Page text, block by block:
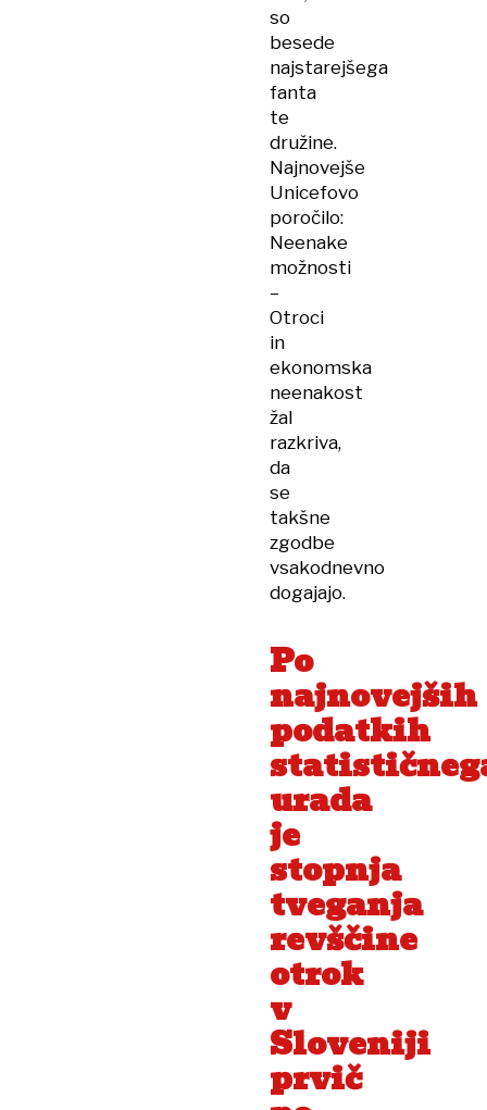
so
besede
najstarejšega
fanta
te
družine.
Najnovejše
Unicefovo
poročilo:
Neenake
možnosti
–
Otroci
in
ekonomska
neenakost
žal
razkriva,
da
se
takšne
zgodbe
vsakodnevno
dogajajo.
Po
najnovejših
podatkih
urada
je
stopnja
tveganja
revščine
otrok
v
Sloveniji
prvič